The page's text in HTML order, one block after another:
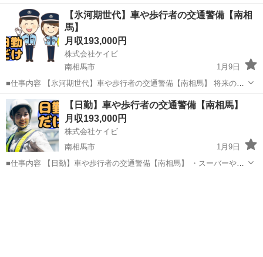
ーパーなどの駐車場における警備業務、工事現場等での交通誘導をお
任せします。 立ち仕事ではありますが、力を使う仕事はありません。
年齢を問わず活躍できる...
福島 南相馬市 警備員 障害者雇用
【氷河期世代】車や歩行者の交通警備【南相
馬】
月収193,000円
株式会社ケイビ
南相馬市
1月9日
■仕事内容 【氷河期世代】車や歩行者の交通警備【南相馬】 将来の支
店長や警備隊長、人事、総務などの管理職候補として警備業務全般を
お任せします。 ・スーバーや施設の駐車場内での案内、誘導 ・イベン
ト会場での人の整理...
福島 南相馬市 警備員 未経験
【日勤】車や歩行者の交通警備【南相馬】
月収193,000円
株式会社ケイビ
南相馬市
1月9日
■仕事内容 【日勤】車や歩行者の交通警備【南相馬】 ・スーバーや施